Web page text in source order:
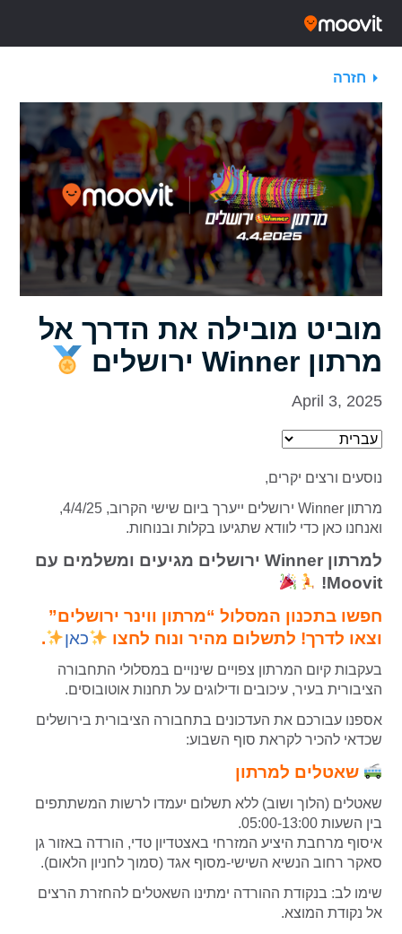
חזרה
מוביט מובילה את הדרך אל
מרתון Winner ירושלים
April 3, 2025
נוסעים ורצים יקרים,
מרתון Winner ירושלים ייערך ביום שישי הקרוב, 4/4/25,
ואנחנו כאן כדי לוודא שתגיעו בקלות ובנוחות.
למרתון Winner ירושלים מגיעים ומשלמים עם
Moovit!
חפשו בתכנון המסלול “מרתון ווינר ירושלים”
וצאו לדרך! לתשלום מהיר ונוח לחצו
כאן .
בעקבות קיום המרתון צפויים שינויים במסלולי התחבורה
הציבורית בעיר, עיכובים ודילוגים על תחנות אוטובוסים.
אספנו עבורכם את העדכונים בתחבורה הציבורית בירושלים
שכדאי להכיר לקראת סוף השבוע:
שאטלים למרתון
שאטלים (הלוך ושוב) ללא תשלום יעמדו לרשות המשתתפים
בין השעות 05:00-13:00.
איסוף מרחבת היציע המזרחי באצטדיון טדי, הורדה באזור גן
סאקר רחוב הנשיא השישי-מסוף אגד (סמוך לחניון הלאום).
שימו לב: בנקודת ההורדה ימתינו השאטלים להחזרת הרצים
אל נקודת המוצא.